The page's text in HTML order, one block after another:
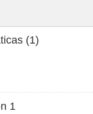
(1)
1